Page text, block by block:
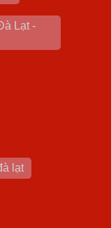
Lạt -
lạt